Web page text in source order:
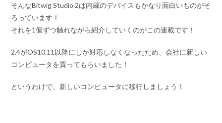
そんなBitwig Studio 2は内蔵のデバイスもかなり面白いものがそ
ろっています！
それを1個ずつ触れながら紹介していくのがこの連載です！
2.4がOS10.11以降にしか対応しなくなったため、会社に新しい
コンピュータを賈ってもらいました！
というわけで、新しいコンピュータに移行しましょう！